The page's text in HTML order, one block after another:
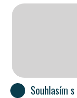
Souhlasím s